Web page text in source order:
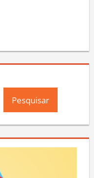
Pesquisar